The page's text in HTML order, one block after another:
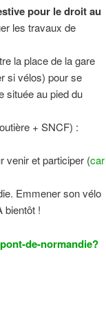
pour le droit au
les travaux de
la place de la gare
si vélos) pour se
située au pied du
+ SNCF) :
venir et participer (car
Emmener son vélo
bientôt !
de-normandie?